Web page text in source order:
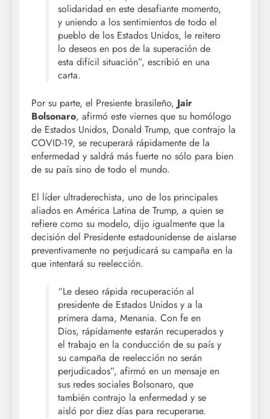
solidaridad en este desafiante momento,
y uniendo a los sentimientos de todo el
pueblo de los Estados Unidos, le reitero
lo deseos en pos de la superación de
esta difícil situación”, escribió en una
carta.
Por su parte, el Presiente brasileño, Jair
Bolsonaro, afirmó este viernes que su homólogo
de Estados Unidos, Donald Trump, que contrajo la
COVID-19, se recuperará rápidamente de la
enfermedad y saldrá más fuerte no sólo para bien
de su país sino de todo el mundo.
El líder ultraderechista, uno de los principales
aliados en América Latina de Trump, a quien se
refiere como su modelo, dijo igualmente que la
decisión del Presidente estadounidense de aislarse
preventivamente no perjudicará su campaña en la
que intentará su reelección.
“Le deseo rápida recuperación al
presidente de Estados Unidos y a la
primera dama, Menania. Con fe en
Dios, rápidamente estarán recuperados y
el trabajo en la conducción de su país y
su campaña de reelección no serán
perjudicados”, afirmó en un mensaje en
sus redes sociales Bolsonaro, que
también contrajo la enfermedad y se
aisló por diez días para recuperarse.